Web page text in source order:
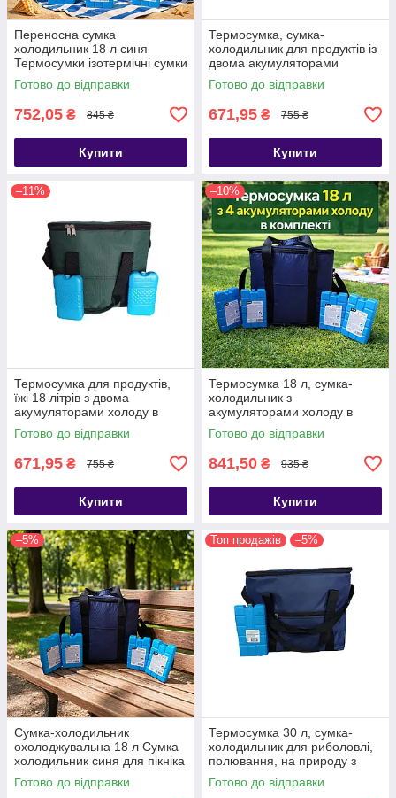
Переносна сумка
холодильник 18 л синя
Термосумки ізотермічні сумки
з акумуляторами холоду
Готово до відправки
752,05 ₴ 845 ₴
Купити
Термосумка, сумка-
холодильник для продуктів із
двома акумуляторами
холоду в комплекті
Готово до відправки
671,95 ₴ 755 ₴
Купити
–11%
Термосумка для продуктів,
їжі 18 літрів з двома
акумуляторами холоду в
комплекті
Готово до відправки
671,95 ₴ 755 ₴
Купити
–10%
Термосумка 18 л, сумка-
холодильник з
акумуляторами холоду в
комплекті Уцінка
Готово до відправки
841,50 ₴ 935 ₴
Купити
–5%
Сумка-холодильник
охолоджувальна 18 л Сумка
холодильник синя для пікніка
УЦІНКА
Готово до відправки
Топ продажів –5%
Термосумка 30 л, сумка-
холодильник для риболовлі,
полювання, на природу з
акумулятором холоду в
комплекті
Готово до відправки